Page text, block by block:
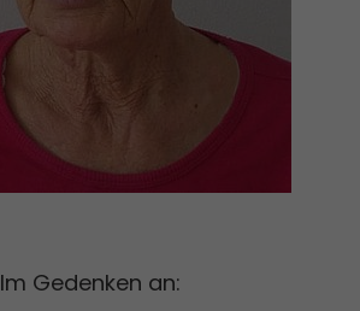
Im Gedenken an: